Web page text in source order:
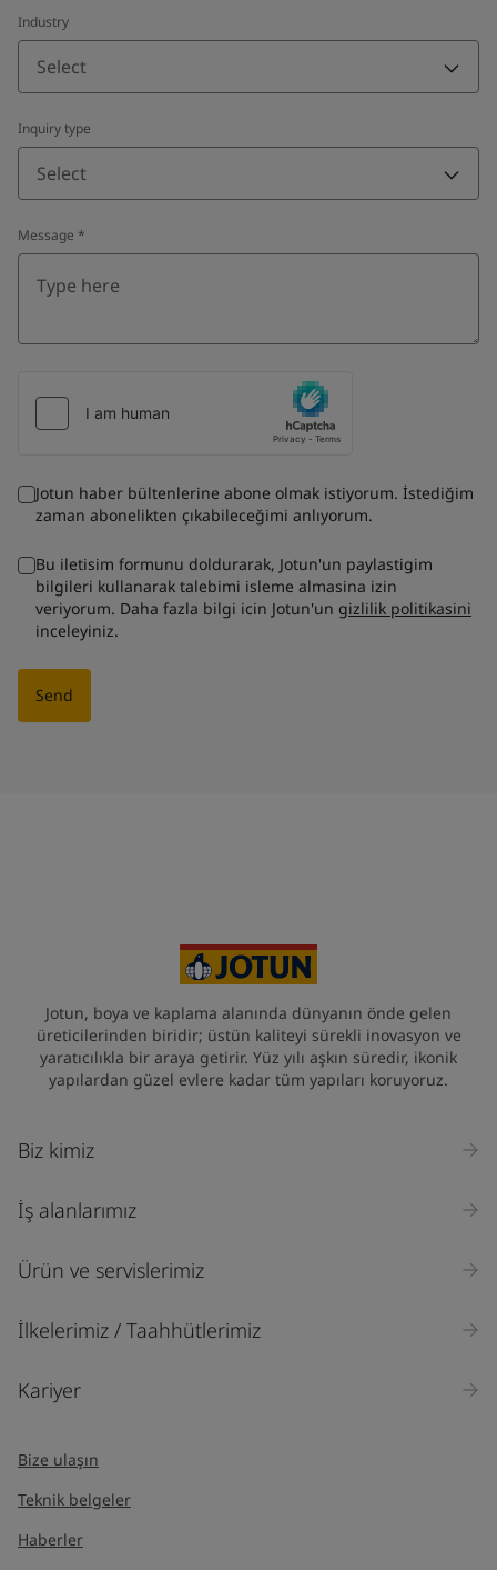
Industry
Select
Inquiry type
Select
Message *
Jotun haber bültenlerine abone olmak istiyorum. İstediğim
zaman abonelikten çıkabileceğimi anlıyorum.
Bu iletisim formunu doldurarak, Jotun'un paylastigim
bilgileri kullanarak talebimi isleme almasina izin
veriyorum. Daha fazla bilgi icin Jotun'un gizlilik politikasini
inceleyiniz.
Send
Jotun, boya ve kaplama alanında dünyanın önde gelen
üreticilerinden biridir; üstün kaliteyi sürekli inovasyon ve
yaratıcılıkla bir araya getirir. Yüz yılı aşkın süredir, ikonik
yapılardan güzel evlere kadar tüm yapıları koruyoruz.
Biz kimiz
İş alanlarımız
Ürün ve servislerimiz
İlkelerimiz / Taahhütlerimiz
Kariyer
Bize ulaşın
Teknik belgeler
Haberler